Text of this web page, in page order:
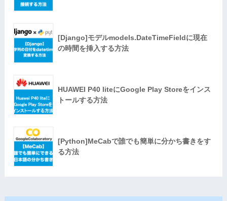
[Django]モデルmodels.DateTimeFieldに現在
の時間を挿入する方法
HUAWEI P40 liteにGoogle Play Storeをインス
トールする方法
[Python]MeCabで誰でも簡単に分かち書きをす
る方法